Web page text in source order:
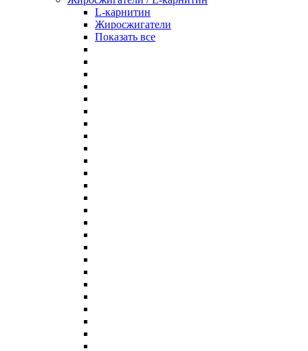
L-карнитин
Жиросжигатели
Показать все